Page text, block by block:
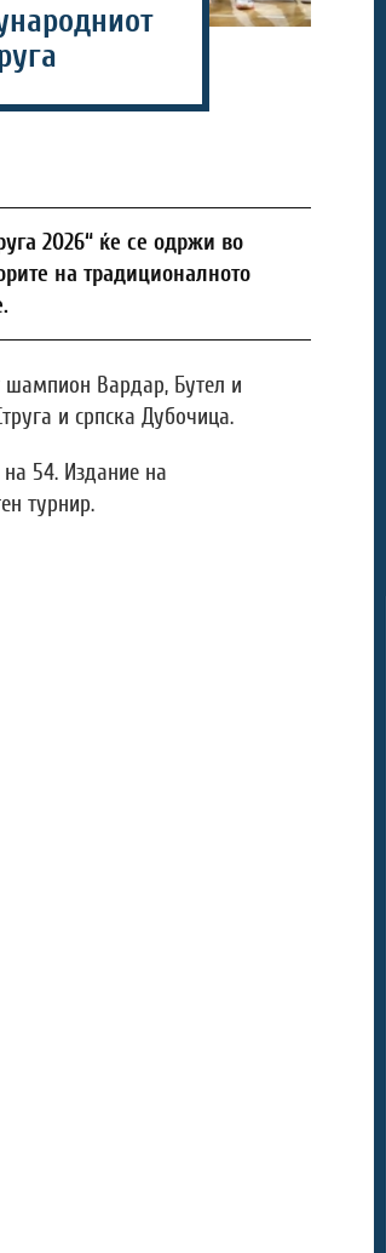
2026“ ќе се одржи во
на традиционалното
шампион Вардар, Бутел и
и српска Дубочица.
54. Издание на
турнир.